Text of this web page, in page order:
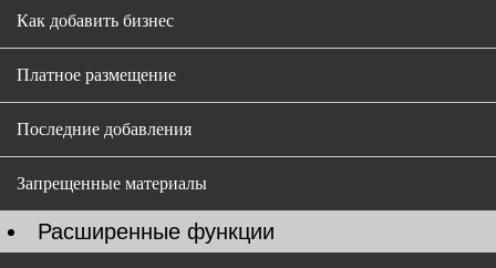
Как добавить бизнес
Платное размещение
Последние добавления
Запрещенные материалы
Расширенные функции